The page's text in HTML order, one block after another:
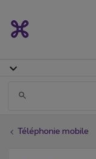
Téléphonie mobile